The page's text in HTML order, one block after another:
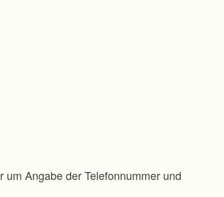
Angabe der Telefonnummer und